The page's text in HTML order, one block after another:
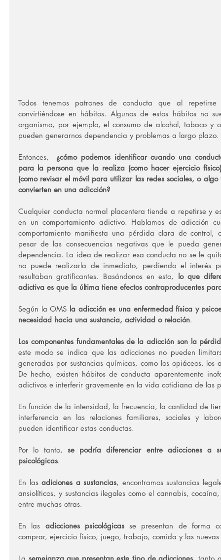
Todos tenemos patrones de conducta que al
convirtiéndose en hábitos. Algunos de estos hábitos no
organismo, por ejemplo, el consumo de alcohol, tabaco y
pueden generarnos dependencia y problemas a largo plazo.
Entonces, ¿cómo podemos identificar cuando una
para la persona que la realiza (como hacer ejercicio
(como revisar el móvil para utilizar las redes sociales, o algo
convierten en una adicción?
Cualquier conducta normal placentera tiende a repetirse y
en un comportamiento adictivo. Hablamos de adicción
comportamiento manifiesta una pérdida clara de control,
pesar de las consecuencias negativas que le pueda
dependencia. La idea de realizar esa conducta no se le
no puede realizarla de inmediato, perdiendo el interés
resultaban gratificantes. Basándonos en esto,
lo que
adictiva es que la última tiene efectos contraproducentes
Según la OMS la adicción es una enfermedad física y
necesidad hacia una sustancia, actividad o relación.
Los componentes fundamentales de la adicción son la
este modo se indica que las adicciones no pueden
generadas por sustancias químicas, como los opiáceos,
De hecho, existen hábitos de conducta aparentemente
adictivos e interferir gravemente en la vida cotidiana de las
En función de la intensidad, la frecuencia, la cantidad de
interferencia en las relaciones familiares, sociales y
pueden identificar estas conductas.
Por lo tanto, se podría diferenciar entre adicciones a
psicológicas.
En las adiciones a sustancias, encontramos sustancias
ansiolíticos, y sustancias ilegales como el cannabis,
entre muchas otras.
En las adicciones psicológicas se presentan de forma
comprar, ejercicio físico, juego, trabajo, comida y las nuevas